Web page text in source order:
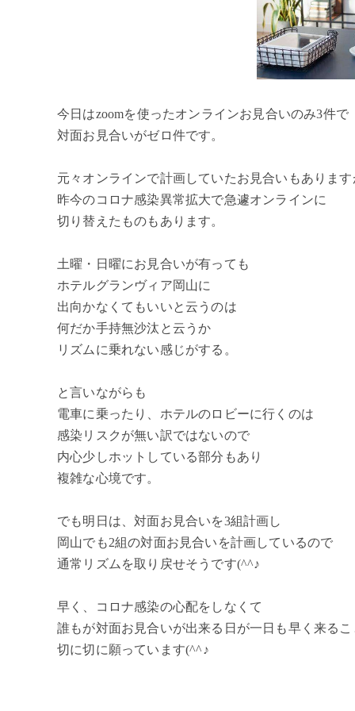
今日はzoomを使ったオンラインお見合いのみ3件で
対面お見合いがゼロ件です。
元々オンラインで計画していたお見合いもあります
昨今のコロナ感染異常拡大で急遽オンラインに
切り替えたものもあります。
土曜・日曜にお見合いが有っても
ホテルグランヴィア岡山に
出向かなくてもいいと云うのは
何だか手持無沙汰と云うか
リズムに乗れない感じがする。
と言いながらも
電車に乗ったり、ホテルのロビーに行くのは
感染リスクが無い訳ではないので
内心少しホットしている部分もあり
複雑な心境です。
でも明日は、対面お見合いを3組計画し
岡山でも2組の対面お見合いを計画しているので
通常リズムを取り戻せそうです(^^♪
早く、コロナ感染の心配をしなくて
誰もが対面お見合いが出来る日が一日も早く来るこ
切に切に願っています(^^♪